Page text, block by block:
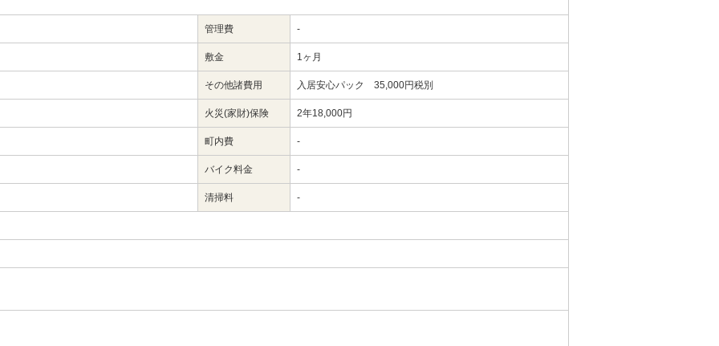
管理費 -
敷金 1ヶ月
その他諸費用 入居安心パック 35,000円税別
火災(家財)保険 2年18,000円
町内費 -
バイク料金 -
清掃料 -